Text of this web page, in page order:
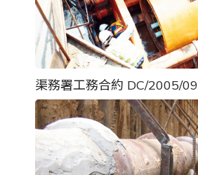
渠務署工務合約 DC/2005/09